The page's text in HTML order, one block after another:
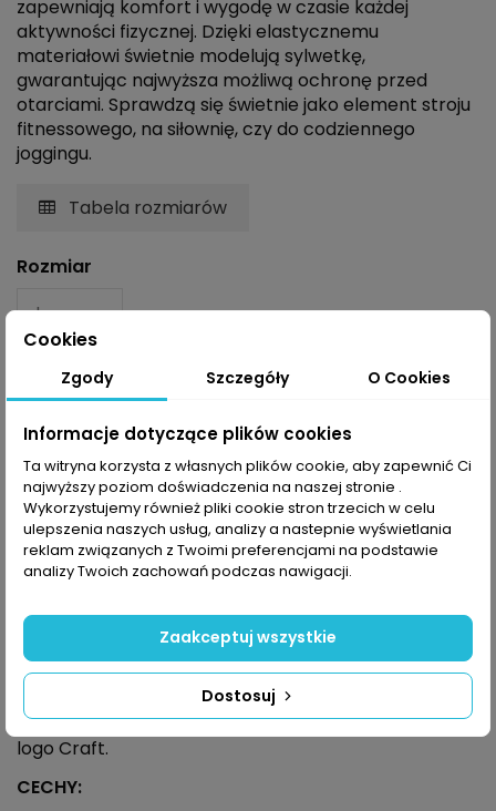
zapewniają komfort i wygodę w czasie każdej
aktywności fizycznej. Dzięki elastycznemu
materiałowi świetnie modelują sylwetkę,
gwarantując najwyższa możliwą ochronę przed
otarciami. Sprawdzą się świetnie jako element stroju
fitnessowego, na siłownię, czy do codziennego
joggingu.
Tabela rozmiarów
Rozmiar
Dodaj do koszyka
Opis
Spodenki treningowe z wygodnego dżerseju
poliestrowo-elastanowego z elastycznym pasem z
logo Craft.
CECHY:
Cookies
Zgody Szczegóły O Cookies
Informacje dotyczące plików cookies
Ta witryna korzysta z własnych plików cookie, aby zapewnić Ci
najwyższy poziom doświadczenia na naszej stronie .
Wykorzystujemy również pliki cookie stron trzecich w celu
ulepszenia naszych usług, analizy a nastepnie wyświetlania
reklam związanych z Twoimi preferencjami na podstawie
analizy Twoich zachowań podczas nawigacji.
Dostosuj
Zaakceptuj wszystkie